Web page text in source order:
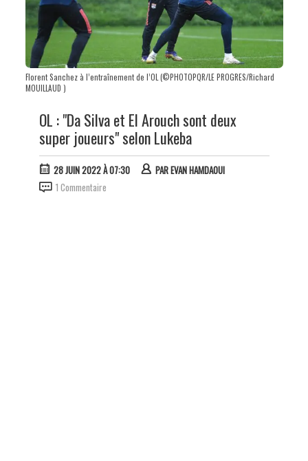
Florent Sanchez à l’entraînement de l’OL (©PHOTOPQR/LE PROGRES/Richard
MOUILLAUD )
OL : "Da Silva et El Arouch sont deux
super joueurs" selon Lukeba
28 JUIN 2022 À 07:30 PAREVAN HAMDAOUI
1 Commentaire